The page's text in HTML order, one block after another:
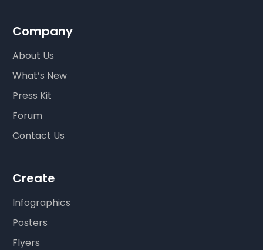
Company
About Us
What’s New
Press Kit
Forum
Contact Us
Create
Infographics
Posters
Flyers